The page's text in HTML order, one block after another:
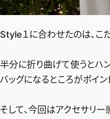
Style１に合わせたのは、こ
半分に折り曲げて使うとハ
バッグになるところがポイン
そして、今回はアクセサリー